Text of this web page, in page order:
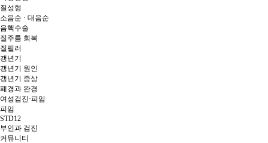
질성형
소음순 · 대음순
음핵수술
질주름 회복
질필러
갱년기
갱년기 원인
갱년기 증상
폐경과 완경
여성검진·피임
피임
STD12
부인과 검진
커뮤니티